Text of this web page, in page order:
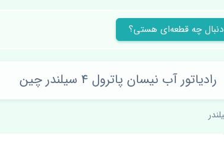
دنبال چه قطعه‌ای هستی؟
رادیاتور آب نیسان پاترول 4 سیلندر چین